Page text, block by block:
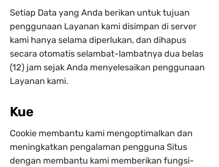
Setiap Data yang Anda berikan untuk tujuan
penggunaan Layanan kami disimpan di server
kami hanya selama diperlukan, dan dihapus
secara otomatis selambat-lambatnya dua belas
(12) jam sejak Anda menyelesaikan penggunaan
Layanan kami.
Kue
Cookie membantu kami mengoptimalkan dan
meningkatkan pengalaman pengguna Situs
dengan membantu kami memberikan fungsi-